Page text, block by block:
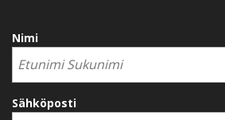
Nimi
Sähköposti